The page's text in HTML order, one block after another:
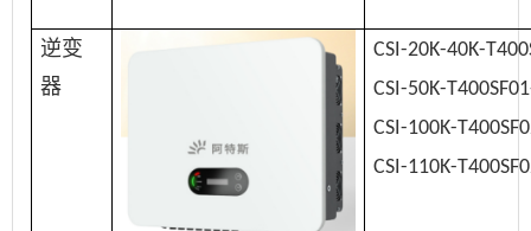
逆变
器
CSI-20K-40K-
CSI-50K-
CSI-100K-
CSI-110K-